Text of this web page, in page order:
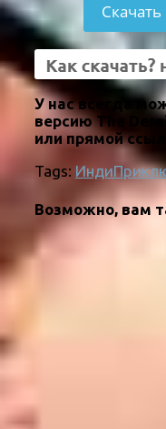
У нас всегда
версию The
или прямой
Tags: Инди
Возможно, вам